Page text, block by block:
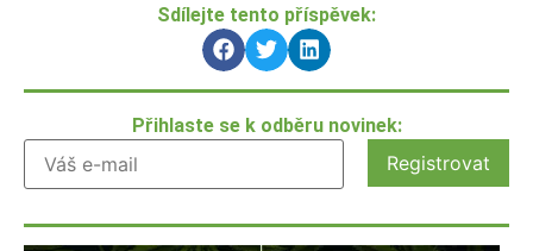
Sdílejte tento příspěvek:
Přihlaste se k odběru novinek: